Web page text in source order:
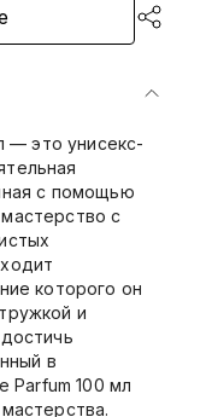
— это унисекс-
с помощью
с
которого он
и
в
Parfum 100 мл